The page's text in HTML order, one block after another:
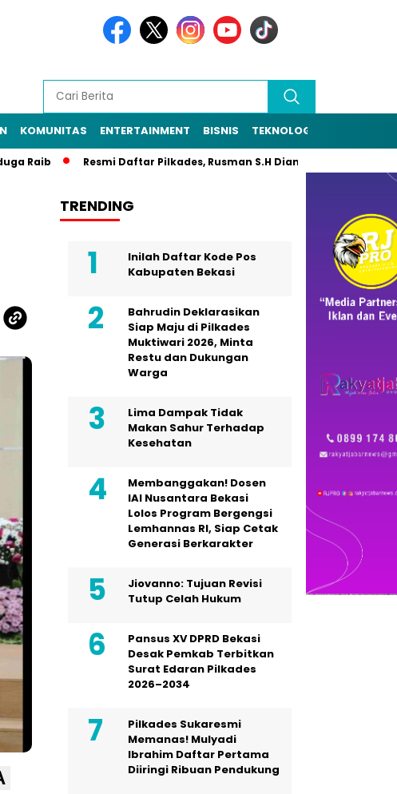
KOMUNITAS ENTERTAINMENT BISNIS TEKNOLOGI
Resmi Daftar Pilkades, Rusman S.H Diantar Sekitar 1.000
TRENDING
Inilah Daftar Kode Pos
Kabupaten Bekasi
Bahrudin Deklarasikan
Siap Maju di Pilkades
Muktiwari 2026, Minta
Restu dan Dukungan
Warga
Lima Dampak Tidak
Makan Sahur Terhadap
Kesehatan
Membanggakan! Dosen
IAI Nusantara Bekasi
Lolos Program Bergengsi
Lemhannas RI, Siap Cetak
Generasi Berkarakter
Jiovanno: Tujuan Revisi
Tutup Celah Hukum
Pansus XV DPRD Bekasi
Desak Pemkab Terbitkan
Surat Edaran Pilkades
2026–2034
Pilkades Sukaresmi
Memanas! Mulyadi
Ibrahim Daftar Pertama
Diiringi Ribuan Pendukung